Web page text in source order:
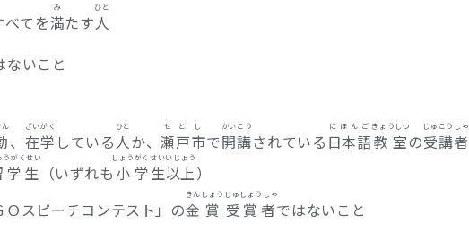
べてを満
み
たす人
ひと
ないこと
ん
、 在学
ざいがく
している 人
ひと
か、瀬戸市
せとし
で開講
かいこう
されている 日本語
にほんご
教室
きょうしつ
の受講者
じゅこうしゃ
学生
うがくせい
（いずれも 小
しょう
学
がく
生
せい
以上
いじょう
）
Ｏスピーチコンテスト」の金
きん
賞
しょう
受賞者
じゅしょうしゃ
ではないこと